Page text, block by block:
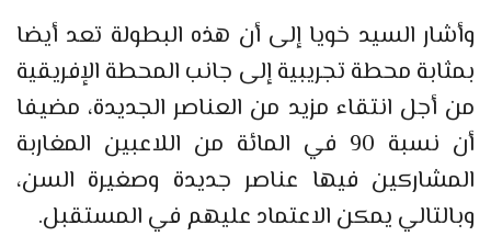
وأشار السيد خويا إلى أن هذه البطولة تعد أيضا
بمثابة محطة تجريبية إلى جانب المحطة الإفريقية
من أجل انتقاء مزيد من العناصر الجديدة، مضيفا
أن نسبة 90 في المائة من اللاعبين المغاربة
المشاركين فيها عناصر جديدة وصغيرة السن،
وبالتالي يمكن الاعتماد عليهم في المستقبل.